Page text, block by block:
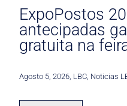
ExpoPostos
antecipadas
gratuita na
Agosto 5, 2026 LBC Noticias